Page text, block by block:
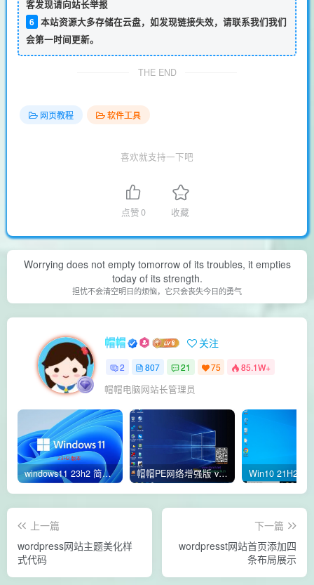
客发现请向站长举报
6 本站资源大多存储在云盘，如发现链接失效，请联系我们我们
会第一时间更新。
THE END
网页教程 软件工具
喜欢就支持一下吧
点赞0 收藏
Worrying does not empty tomorrow of its troubles, it empties
today of its strength.
担忧不会清空明日的烦恼，它只会丧失今日的勇气
帽帽 关注
2 807 21 75 85.1W+
帽帽电脑网站长管理员
windows11 23h2 简体中文版64位 正式版 帽帽PE网络增强版 v2.4版本
上一篇
wordpress网站主题美化样
式代码
下一篇
wordpresst网站首页添加四
条布局展示